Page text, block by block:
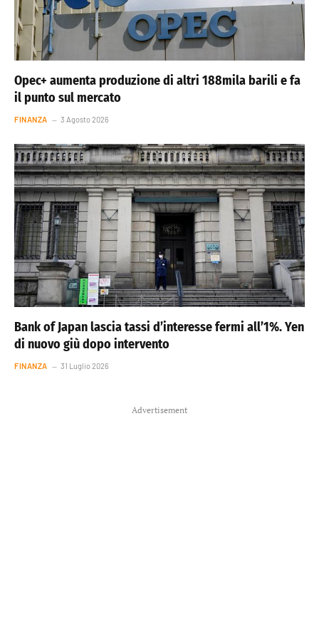
Opec+ aumenta produzione di altri 188mila barili e fa
il punto sul mercato
FINANZA 3 Agosto 2026
Bank of Japan lascia tassi d’interesse fermi all’1%. Yen
di nuovo giù dopo intervento
FINANZA 31 Luglio 2026
Advertisement